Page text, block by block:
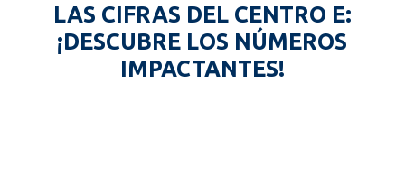
LAS CIFRAS DEL CENTRO E:
¡DESCUBRE LOS NÚMEROS
IMPACTANTES!